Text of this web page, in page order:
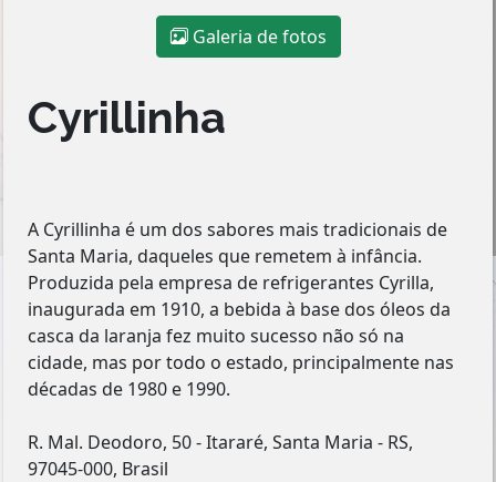
Galeria de fotos
Cyrillinha
A Cyrillinha é um dos sabores mais tradicionais de
Santa Maria, daqueles que remetem à infância.
Produzida pela empresa de refrigerantes Cyrilla,
inaugurada em 1910, a bebida à base dos óleos da
casca da laranja fez muito sucesso não só na
cidade, mas por todo o estado, principalmente nas
décadas de 1980 e 1990.
R. Mal. Deodoro, 50 - Itararé, Santa Maria - RS,
97045-000, Brasil